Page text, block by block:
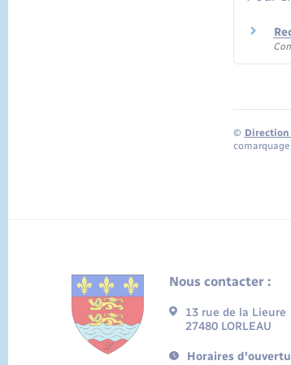
©
Nous contacter :
13 rue de la Lieure
27480 LORLEAU
Horaires